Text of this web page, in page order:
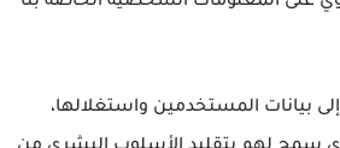
بيانات المستخدمين واستغلالها،